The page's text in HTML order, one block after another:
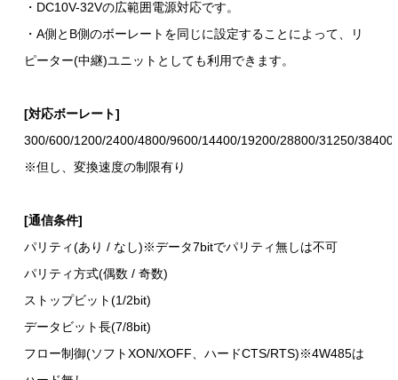
・DC10V-32Vの広範囲電源対応です。
・A側とB側のボーレートを同じに設定することによって、リ
ピーター(中継)ユニットとしても利用できます。
[対応ボーレート]
300/600/1200/2400/4800/9600/14400/19200/28800/31250/
※但し、変換速度の制限有り
[通信条件]
パリティ(あり / なし)※データ7bitでパリティ無しは不可
パリティ方式(偶数 / 奇数)
ストップビット(1/2bit)
データビット長(7/8bit)
フロー制御(ソフトXON/XOFF、ハードCTS/RTS)※4W485は